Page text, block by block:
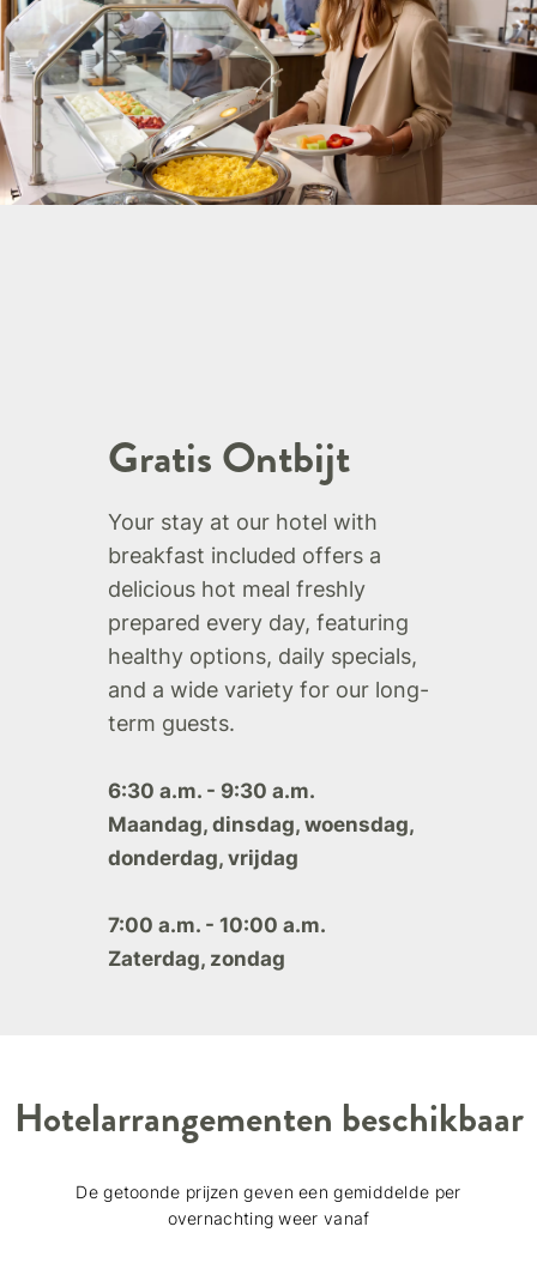
Gratis Ontbijt
Your stay at our hotel with
breakfast included offers a
delicious hot meal freshly
prepared every day, featuring
healthy options, daily specials,
and a wide variety for our long-
term guests.
6:30 a.m. - 9:30 a.m.
Maandag, dinsdag, woensdag,
donderdag, vrijdag
7:00 a.m. - 10:00 a.m.
Zaterdag, zondag
Hotelarrangementen beschikbaar
De getoonde prijzen geven een gemiddelde per
overnachting weer vanaf